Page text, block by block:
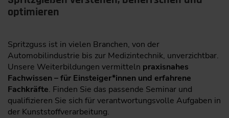
optimieren
Spritzguss ist in vielen Branchen, von der
Automobilindustrie bis zur Medizintechnik, unverzichtbar.
Unsere Weiterbildungen vermitteln praxisnahes
Fachwissen – für Einsteiger*innen und erfahrene
Fachkräfte. Finden Sie das passende Seminar und
qualifizieren Sie sich für verantwortungsvolle Aufgaben in
der Kunststoffverarbeitung.